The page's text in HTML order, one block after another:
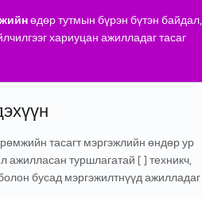
өдөр тутмын бүрэн бүтэн байдал,
хариуцан ажилладаг тасаг
тасагт мэргэжлийн өндөр ур
ажилласан туршлагатай [ ] техникч,
бусад мэргэжилтнүүд ажилладаг